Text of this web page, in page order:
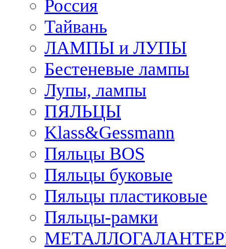
Россия
Тайвань
ЛАМПЫ и ЛУПЫ
Бестеневые лампы
Лупы, лампы
ПЯЛЬЦЫ
Klass&Gessmann
Пяльцы BOS
Пяльцы буковые
Пяльцы пластиковые
Пяльцы-рамки